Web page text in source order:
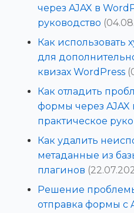
через AJAX в
руководство
Как использовать
для
квизах WordPress
Как отладить
формы через AJAX
практическое
Как удалить
метаданные из
плагинов
Решение
отправка формы с